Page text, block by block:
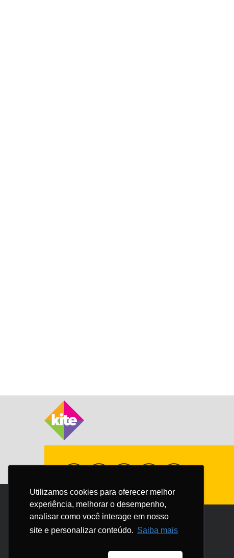
Utilizamos cookies para oferecer melhor
experiência, melhorar o desempenho,
analisar como você interage em nosso
site e personalizar conteúdo. Saiba mais
Utilizamos cookies para oferecer melhor
experiência, melhorar o desempenho,
analisar como você interage em nosso
site e personalizar conteúdo. Saiba mais